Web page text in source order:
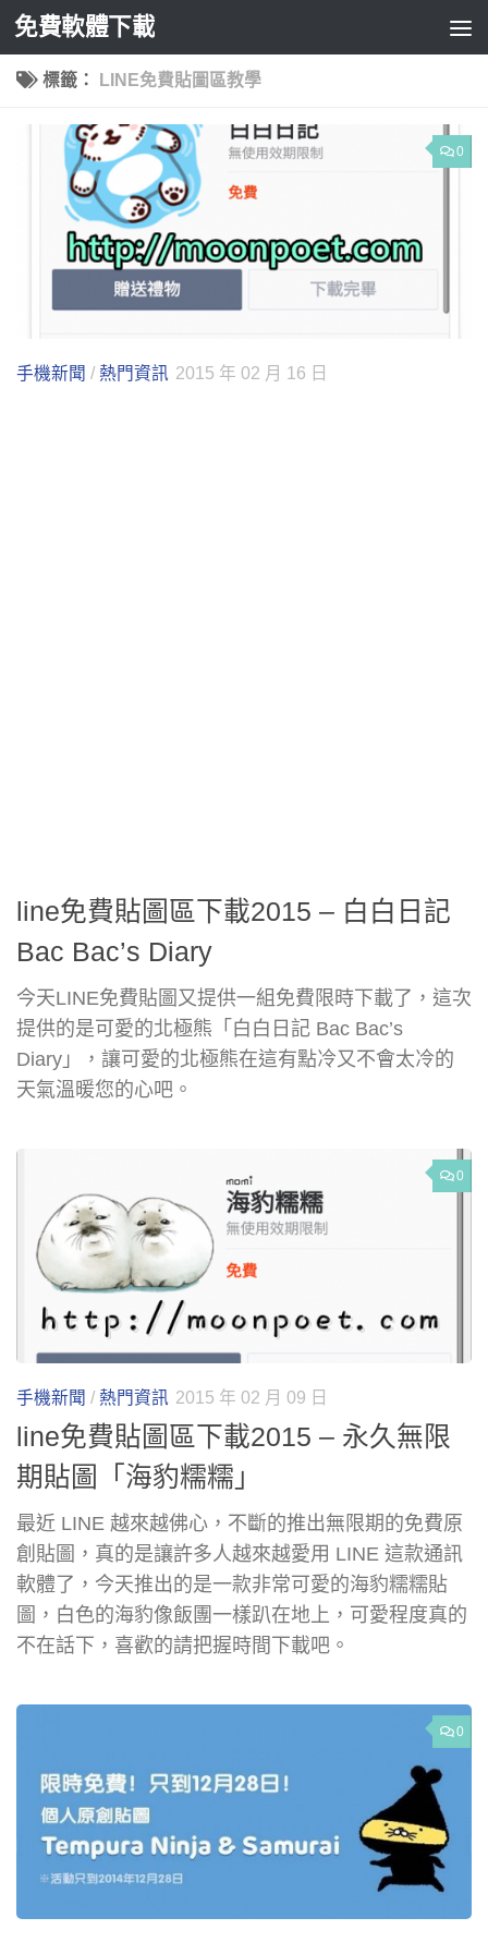
Skip to content
免費軟體下載
標籤： LINE免費貼圖區教學
0
手機新聞 / 熱門資訊 2015 年 02 月 16 日
line免費貼圖區下載2015 – 白白日記
Bac Bac’s Diary
今天LINE免費貼圖又提供一組免費限時下載了，這次
提供的是可愛的北極熊「白白日記 Bac Bac’s
Diary」，讓可愛的北極熊在這有點冷又不會太冷的
天氣溫暖您的心吧。
0
手機新聞 / 熱門資訊 2015 年 02 月 09 日
line免費貼圖區下載2015 – 永久無限
期貼圖「海豹糯糯」
最近 LINE 越來越佛心，不斷的推出無限期的免費原
創貼圖，真的是讓許多人越來越愛用 LINE 這款通訊
軟體了，今天推出的是一款非常可愛的海豹糯糯貼
圖，白色的海豹像飯團一樣趴在地上，可愛程度真的
不在話下，喜歡的請把握時間下載吧。
0